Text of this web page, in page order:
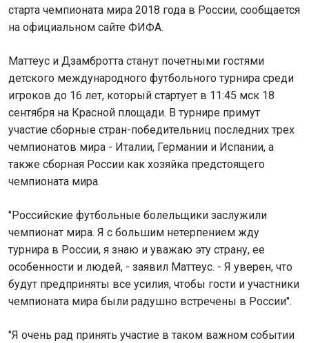
старта чемпионата мира 2018 года в России, сообщается
на официальном сайте ФИФА.
Маттеус и Дзамбротта станут почетными гостями
детского международного футбольного турнира среди
игроков до 16 лет, который стартует в 11:45 мск 18
сентября на Красной площади. В турнире примут
участие сборные стран-победительниц последних трех
чемпионатов мира - Италии, Германии и Испании, а
также сборная России как хозяйка предстоящего
чемпионата мира.
"Российские футбольные болельщики заслужили
чемпионат мира. Я с большим нетерпением жду
турнира в России, я знаю и уважаю эту страну, ее
особенности и людей, - заявил Маттеус. - Я уверен, что
будут предприняты все усилия, чтобы гости и участники
чемпионата мира были радушно встречены в России".
"Я очень рад принять участие в таком важном событии